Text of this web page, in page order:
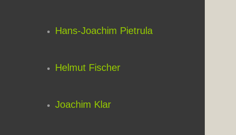
Hans-Joachim Pietrula
Helmut Fischer
Joachim Klar